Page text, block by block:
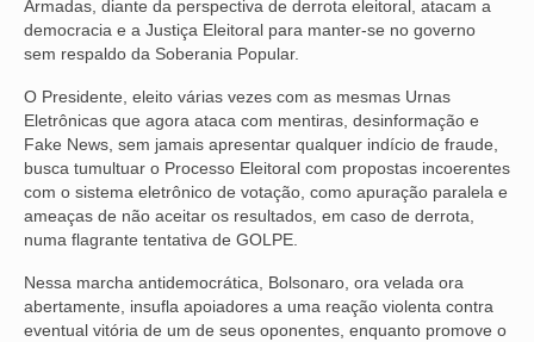
SOROCABA
NOTÍCIAS
BOLETIM
VÍDEOS
CONVÊNIOS
JURÍDICO
Armadas, diante da perspectiva de derrota eleitoral, atacam a
democracia e a Justiça Eleitoral para manter-se no governo
sem respaldo da Soberania Popular.
O Presidente, eleito várias vezes com as mesmas Urnas
Eletrônicas que agora ataca com mentiras, desinformação e
Fake News, sem jamais apresentar qualquer indício de fraude,
busca tumultuar o Processo Eleitoral com propostas incoerentes
com o sistema eletrônico de votação, como apuração paralela e
ameaças de não aceitar os resultados, em caso de derrota,
numa flagrante tentativa de GOLPE.
Nessa marcha antidemocrática, Bolsonaro, ora velada ora
abertamente, insufla apoiadores a uma reação violenta contra
eventual vitória de um de seus oponentes, enquanto promove o